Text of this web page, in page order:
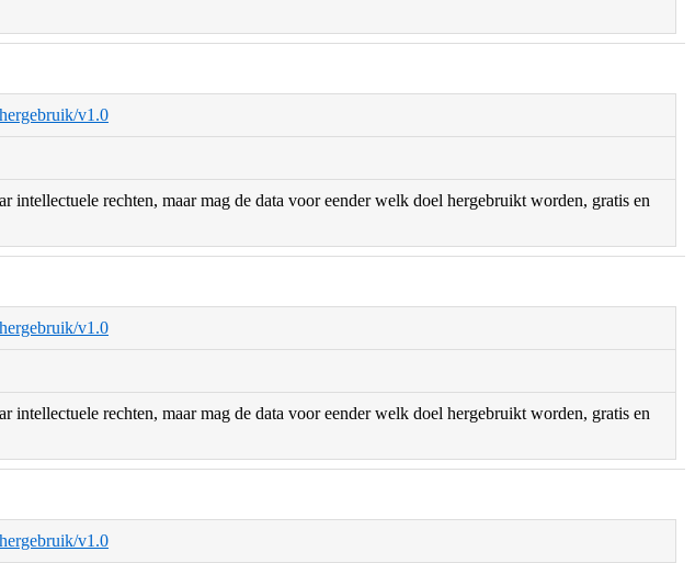
v1.0
intellectuele rechten, maar mag de data voor eender welk doel hergebruikt worden, gratis en
v1.0
intellectuele rechten, maar mag de data voor eender welk doel hergebruikt worden, gratis en
v1.0